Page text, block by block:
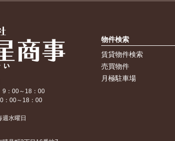
9：00～18：00
：00～18：00
週水曜日
物件検索
賃貸物件検索
売買物件
月極駐車場